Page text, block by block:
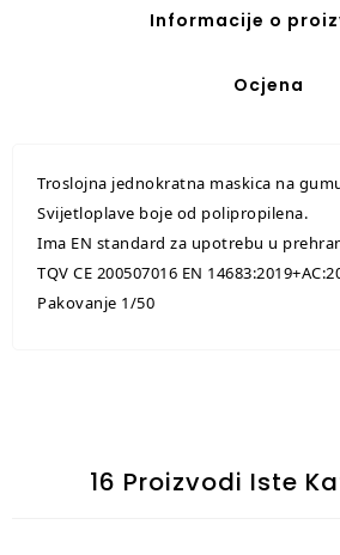
Informacije o
Ocjena
Troslojna jednokratna maskica na
Svijetloplave boje od polipropilena.
Ima EN standard za upotrebu u
TQV CE 200507016 EN
Pakovanje 1/50
16 Proizvodi Iste